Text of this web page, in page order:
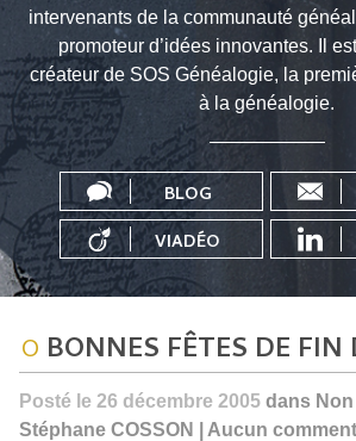
intervenants de la communauté
promoteur d’idées innovantes. Il
créateur de SOS Généalogie, la
à la généalogie.
BLOG
VIADÉO
BONNES FÊTES DE FIN
Posté le 26 décembre 2005 dans
Stéphane COSSON | Aucun